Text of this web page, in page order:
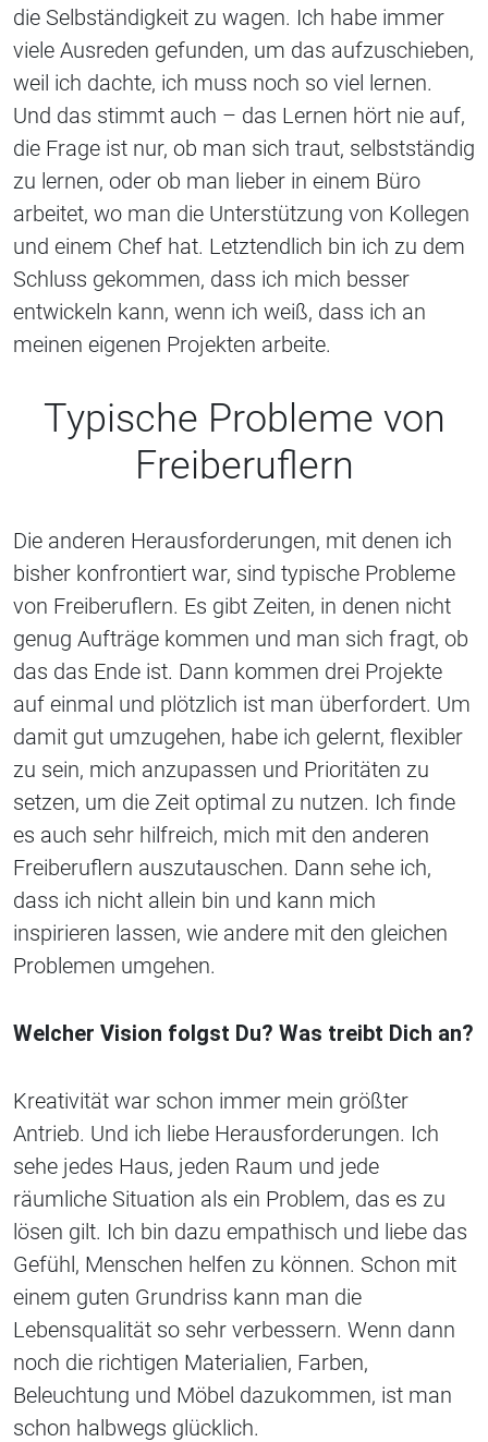
die Selbständigkeit zu wagen. Ich habe immer
viele Ausreden gefunden, um das aufzuschieben,
weil ich dachte, ich muss noch so viel lernen.
Und das stimmt auch – das Lernen hört nie auf,
die Frage ist nur, ob man sich traut, selbstständig
zu lernen, oder ob man lieber in einem Büro
arbeitet, wo man die Unterstützung von Kollegen
und einem Chef hat. Letztendlich bin ich zu dem
Schluss gekommen, dass ich mich besser
entwickeln kann, wenn ich weiß, dass ich an
meinen eigenen Projekten arbeite.
Typische Probleme von
Freiberuflern
Die anderen Herausforderungen, mit denen ich
bisher konfrontiert war, sind typische Probleme
von Freiberuflern. Es gibt Zeiten, in denen nicht
genug Aufträge kommen und man sich fragt, ob
das das Ende ist. Dann kommen drei Projekte
auf einmal und plötzlich ist man überfordert. Um
damit gut umzugehen, habe ich gelernt, flexibler
zu sein, mich anzupassen und Prioritäten zu
setzen, um die Zeit optimal zu nutzen. Ich finde
es auch sehr hilfreich, mich mit den anderen
Freiberuflern auszutauschen. Dann sehe ich,
dass ich nicht allein bin und kann mich
inspirieren lassen, wie andere mit den gleichen
Problemen umgehen.
Welcher Vision folgst Du? Was treibt Dich an?
Kreativität war schon immer mein größter
Antrieb. Und ich liebe Herausforderungen. Ich
sehe jedes Haus, jeden Raum und jede
räumliche Situation als ein Problem, das es zu
lösen gilt. Ich bin dazu empathisch und liebe das
Gefühl, Menschen helfen zu können. Schon mit
einem guten Grundriss kann man die
Lebensqualität so sehr verbessern. Wenn dann
noch die richtigen Materialien, Farben,
Beleuchtung und Möbel dazukommen, ist man
schon halbwegs glücklich.